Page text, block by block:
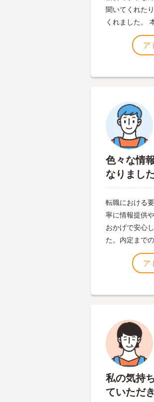
聞いてくれた
くれました。
ア
色々な情
なりました
転職における
寧に情報提供
おかげで安心
た。内定まで
ア
私の気持
ていただ